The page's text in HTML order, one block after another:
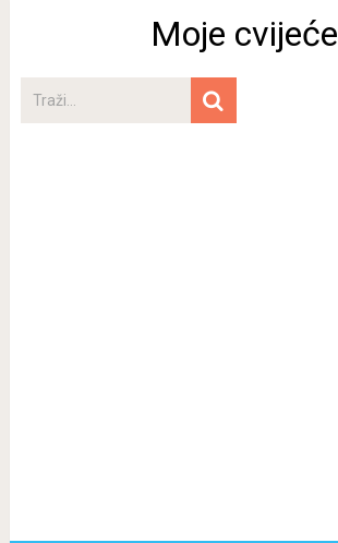
Moje cvijeće